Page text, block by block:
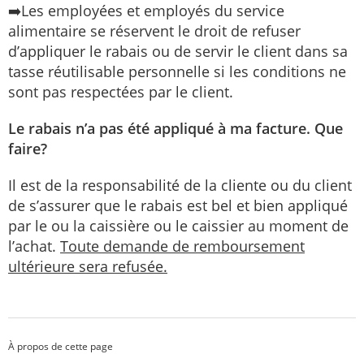
➡️Les employées et employés du service
alimentaire se réservent le droit de refuser
d’appliquer le rabais ou de servir le client dans sa
tasse réutilisable personnelle si les conditions ne
sont pas respectées par le client.
Le rabais n’a pas été appliqué à ma facture. Que
faire?
Il est de la responsabilité de la cliente ou du client
de s’assurer que le rabais est bel et bien appliqué
par le ou la caissière ou le caissier au moment de
l’achat. Toute demande de remboursement
ultérieure sera refusée.
À propos de cette page